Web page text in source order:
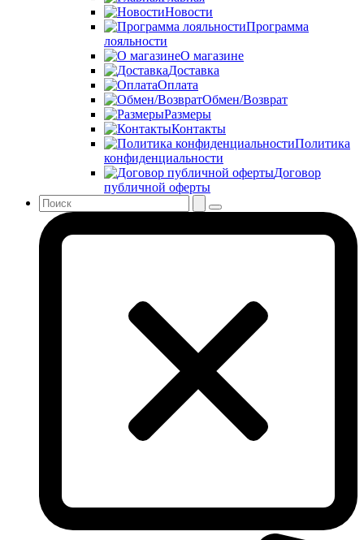
Новости
Программа
лояльности
О магазине
Доставка
Оплата
Обмен/Возврат
Размеры
Контакты
Политика
конфиденциальности
Договор
публичной оферты